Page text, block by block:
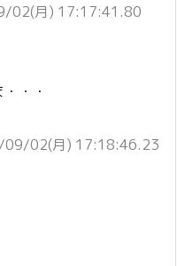
02(月) 17:17:41.80
・・
09/02(月) 17:18:46.23